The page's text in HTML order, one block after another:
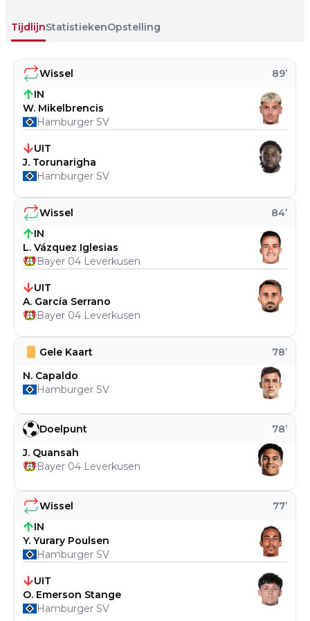
TijdlijnStatistiekenOpstelling
Wissel 77’
IN
Y. Yurary Poulsen
Hamburger SV
UIT
O. Emerson Stange
Hamburger SV
Doelpunt 78’
J. Quansah
Bayer 04 Leverkusen
Gele Kaart 78’
N. Capaldo
Hamburger SV
Wissel 84’
IN
L. Vázquez Iglesias
Bayer 04 Leverkusen
UIT
A. García Serrano
Bayer 04 Leverkusen
Wissel 89’
IN
W. Mikelbrencis
Hamburger SV
UIT
J. Torunarigha
Hamburger SV